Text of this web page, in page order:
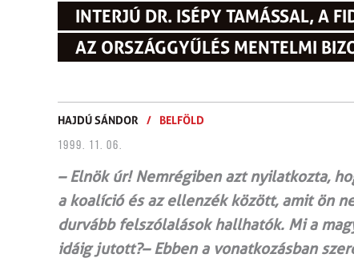
INTERJÚ DR. ISÉPY TAMÁSSAL, A
AZ ORSZÁGGYŰLÉS MENTELMI
HAJDÚ SÁNDOR / BELFÖLD
1999. 11. 06.
– Elnök úr! Nemrégiben azt nyilatkozta,
a koalíció és az ellenzék között, amit ön
durvább felszólalások hallhatók. Mi a
idáig jutott?– Ebben a vonatkozásban